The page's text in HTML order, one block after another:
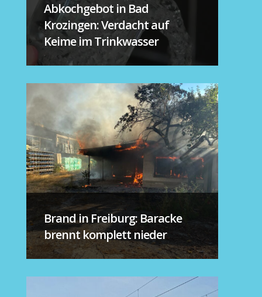
Abkochgebot in Bad
Krozingen: Verdacht auf
Keime im Trinkwasser
Brand in Freiburg: Baracke
brennt komplett nieder